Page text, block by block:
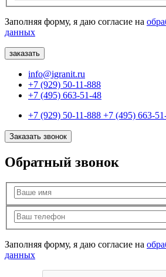
Заполняя форму, я даю согласие на
данных
info@igranit.ru
+7 (929) 50-11-888
+7 (495) 663-51-48
+7 (929) 50-11-888 +7 (495) 663-
Заказать звонок
Обратный звонок
Заполняя форму, я даю согласие на
данных